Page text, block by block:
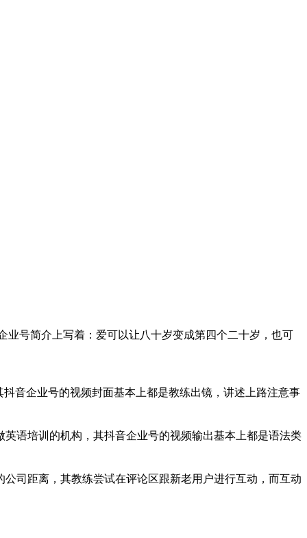
号简介上写着：爱可以让八十岁变成第四个二十岁，也可
音企业号的视频封面基本上都是教练出镜，讲述上路注意事
语培训的机构，其抖音企业号的视频输出基本上都是语法类
司距离，其教练尝试在评论区跟新老用户进行互动，而互动